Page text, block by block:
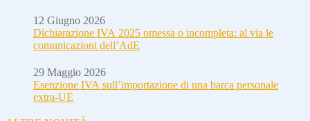
12 Giugno 2026
Dichiarazione IVA 2025 omessa o incompleta: al via le
comunicazioni dell’AdE
29 Maggio 2026
Esenzione IVA sull’importazione di una barca personale
extra-UE